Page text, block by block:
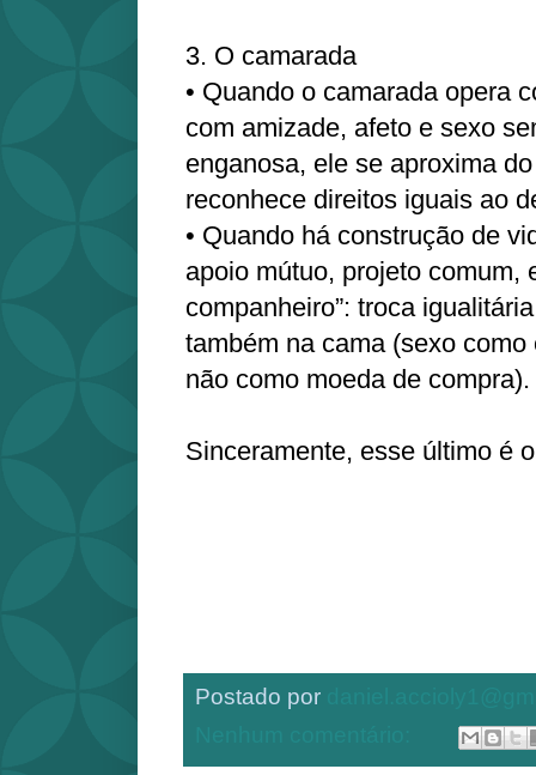
3. O camarada
• Quando o camarada opera
com amizade, afeto e sexo
enganosa, ele se aproxima
reconhece direitos iguais ao
• Quando há construção de
apoio mútuo, projeto comum,
companheiro”: troca
também na cama (sexo
não como moeda de compra).
Sinceramente, esse último é
Postado por